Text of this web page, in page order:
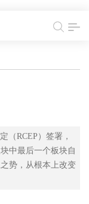
（RCEP）签署，
中最后一个板块自
势，从根本上改变